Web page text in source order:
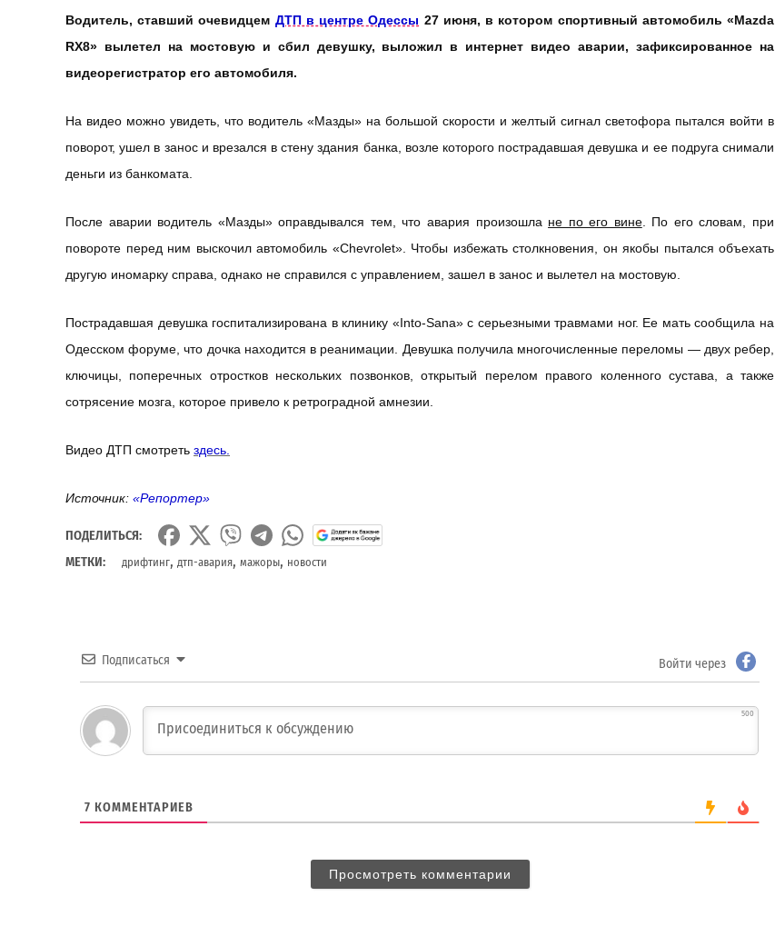
Водитель, ставший очевидцем ДТП в центре Одессы 27 июня, в котором спортивный автомобиль «Mazda
RX8» вылетел на мостовую и сбил девушку, выложил в интернет видео аварии, зафиксированное на
видеорегистратор его автомобиля.
На видео можно увидеть, что водитель «Мазды» на большой скорости и желтый сигнал светофора пытался войти в
поворот, ушел в занос и врезался в стену здания банка, возле которого пострадавшая девушка и ее подруга снимали
деньги из банкомата.
После аварии водитель «Мазды» оправдывался тем, что авария произошла не по его вине. По его словам, при
повороте перед ним выскочил автомобиль «Chevrolet». Чтобы избежать столкновения, он якобы пытался объехать
другую иномарку справа, однако не справился с управлением, зашел в занос и вылетел на мостовую.
Пострадавшая девушка госпитализирована в клинику «Into-Sana» с серьезными травмами ног. Ее мать сообщила на
Одесском форуме, что дочка находится в реанимации. Девушка получила многочисленные переломы — двух ребер,
ключицы, поперечных отростков нескольких позвонков, открытый перелом правого коленного сустава, а также
сотрясение мозга, которое привело к ретроградной амнезии.
Видео ДТП смотреть здесь.
Источник: «Репортер»
ПОДЕЛИТЬСЯ:
МЕТКИ:
дрифтинг, дтп-авария, мажоры, новости
Подписаться Войти через
500
7 КОММЕНТАРИЕВ
Просмотреть комментарии